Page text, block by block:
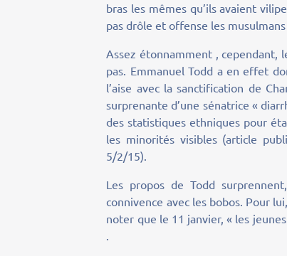
bras les mêmes qu’ils avaient
pas drôle et offense les musulmans
Assez étonnamment , cependant,
pas. Emmanuel Todd a en effet
l’aise avec la sanctification de
surprenante d’une sénatrice «
des statistiques ethniques pour
les minorités visibles (article
5/2/15).
Les propos de Todd
connivence avec les bobos. Pour
noter que le 11 janvier, « les
.